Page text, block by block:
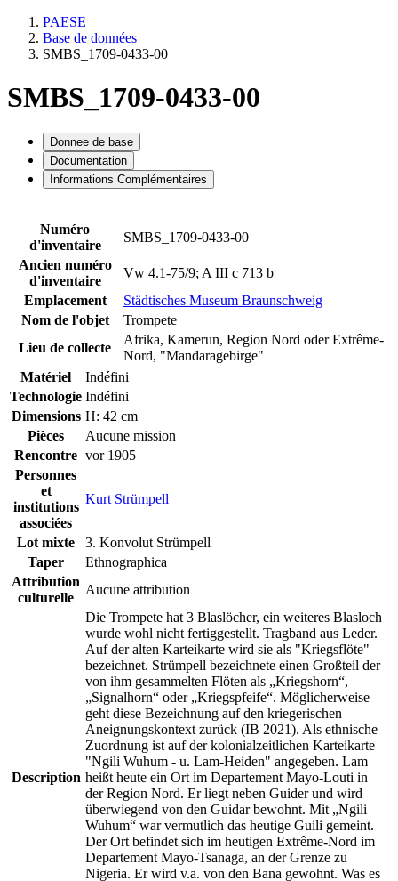
PAESE
Base de données
SMBS_1709-0433-00
SMBS_1709-0433-00
Donnee de base
Documentation
Informations Complémentaires
Numéro
d'inventaire
SMBS_1709-0433-00
Ancien numéro
d'inventaire
Vw 4.1-75/9; A III c 713 b
Emplacement
Städtisches Museum Braunschweig
Nom de l'objet
Trompete
Lieu de collecte
Afrika, Kamerun, Region Nord oder Extrême-
Nord, "Mandaragebirge"
Matériel
Indéfini
Technologie Indéfini
Dimensions H: 42 cm
Pièces
Aucune mission
Rencontre vor 1905
Personnes
et
institutions
associées
Kurt Strümpell
Lot mixte
3. Konvolut Strümpell
Taper
Ethnographica
Attribution
culturelle
Aucune attribution
Description
Die Trompete hat 3 Blaslöcher, ein weiteres Blasloch
wurde wohl nicht fertiggestellt. Tragband aus Leder.
Auf der alten Karteikarte wird sie als "Kriegsflöte"
bezeichnet. Strümpell bezeichnete einen Großteil der
von ihm gesammelten Flöten als „Kriegshorn“,
„Signalhorn“ oder „Kriegspfeife“. Möglicherweise
geht diese Bezeichnung auf den kriegerischen
Aneignungskontext zurück (IB 2021). Als ethnische
Zuordnung ist auf der kolonialzeitlichen Karteikarte
"Ngili Wuhum - u. Lam-Heiden" angegeben. Lam
heißt heute ein Ort im Departement Mayo-Louti in
der Region Nord. Er liegt neben Guider und wird
überwiegend von den Guidar bewohnt. Mit „Ngili
Wuhum“ war vermutlich das heutige Guili gemeint.
Der Ort befindet sich im heutigen Extrême-Nord im
Departement Mayo-Tsanaga, an der Grenze zu
Nigeria. Er wird v.a. von den Bana gewohnt. Was es